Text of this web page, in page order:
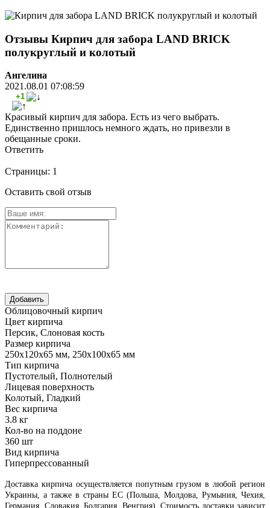
Отзывы Кирпич для забора LAND BRICK
полукруглый и колотый
Ангелина
2021.08.01 07:08:59
+1
Красивый кирпич для забора. Есть из чего выбрать.
Единственно пришлось немного ждать, но привезли в
обещанные сроки.
Ответить
Страницы: 1
Оставить свой отзыв
Облицовочный кирпич
Цвет кирпича
Персик, Слоновая кость
Размер кирпича
250х120х65 мм, 250х100х65 мм
Тип кирпича
Пустотелый, Полнотелый
Лицевая поверхность
Колотый, Гладкий
Вес кирпича
3.8 кг
Кол-во на поддоне
360 шт
Вид кирпича
Гиперпрессованный
Доставка кирпича осуществляется попутным грузом в любой регион
Украины, а также в страны ЕС (Польша, Молдова, Румыния, Чехия,
Германия, Словакия, Болгария, Венгрия). Стоимость доставки зависит